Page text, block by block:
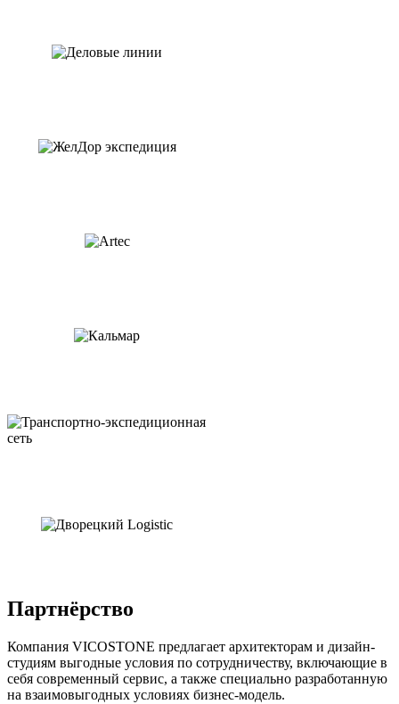
Партнёрство
Компания VICOSTONE предлагает архитекторам и дизайн-
студиям выгодные условия по сотрудничеству, включающие в
себя современный сервис, а также специально разработанную
на взаимовыгодных условиях бизнес-модель.